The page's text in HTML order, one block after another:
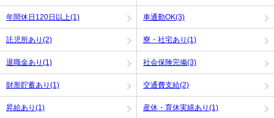
年間休日120日以上(1) 車通勤OK(3)
託児所あり(2) 寮・社宅あり(1)
退職金あり(1) 社会保険完備(3)
財形貯蓄あり(1) 交通費支給(2)
昇給あり(1) 産休・育休実績あり(1)